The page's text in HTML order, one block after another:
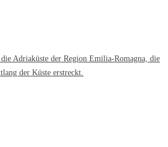
Adriaküste der Region Emilia-Romagna, die
der Küste erstreckt.